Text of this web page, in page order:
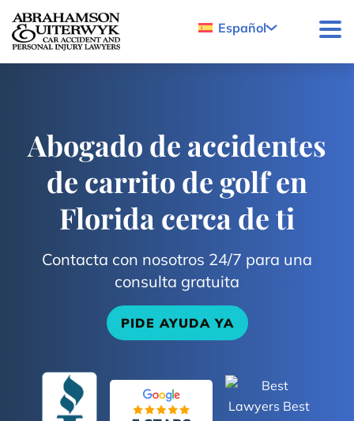
Skip to content
Español
Abogado de accidentes
de carrito de golf en
Florida cerca de ti
Contacta con nosotros 24/7 para una
consulta gratuita
PIDE AYUDA YA